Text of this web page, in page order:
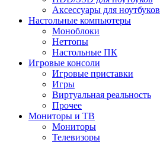
Аксессуары для ноутбуков
Настольные компьютеры
Моноблоки
Неттопы
Настольные ПК
Игровые консоли
Игровые приставки
Игры
Виртуальная реальность
Прочее
Мониторы и ТВ
Мониторы
Телевизоры